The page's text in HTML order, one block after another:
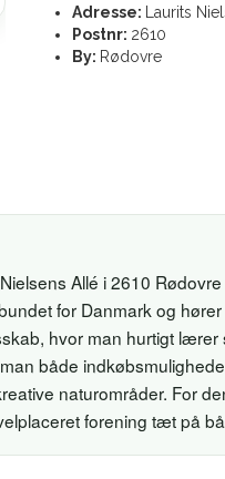
Adresse:
Laurits
Postnr: 2610
By: Rødovre
Allé i 2610
for Danmark og
hvor man hurtigt
både
naturområder. For
forening tæt på